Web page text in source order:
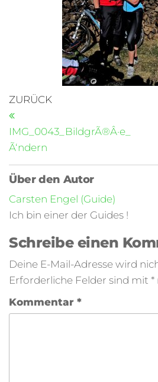
ZURÜCK
IMG_0043_BildgrÃ®Â·e_
Ã‘ndern
Über den Autor
Carsten Engel (Guide)
Ich bin einer der Guides !
Schreibe einen
Deine E-Mail-Adresse wird
Erforderliche Felder sind mit *
Kommentar *